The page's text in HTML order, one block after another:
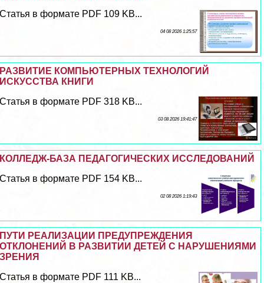
Статья в формате PDF 109 KB...
04 08 2026 1:25:57
РАЗВИТИЕ КОМПЬЮТЕРНЫХ ТЕХНОЛОГИЙ
ИСКУССТВА КНИГИ
Статья в формате PDF 318 KB...
03 08 2026 19:41:47
КОЛЛЕДЖ-БАЗА ПЕДАГОГИЧЕСКИХ ИССЛЕДОВАНИЙ
Статья в формате PDF 154 KB...
02 08 2026 1:19:43
ПУТИ РЕАЛИЗАЦИИ ПРЕДУПРЕЖДЕНИЯ
ОТКЛОНЕНИЙ В РАЗВИТИИ ДЕТЕЙ С НАРУШЕНИЯМИ
ЗРЕНИЯ
Статья в формате PDF 111 KB...